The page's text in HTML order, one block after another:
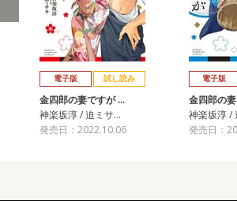
電子版 試し読み
金四郎の妻ですが …
神楽坂淳 / 迫ミサ…
発売日：2022.10.06
電子版
金四郎の
神楽坂淳 /
発売日：